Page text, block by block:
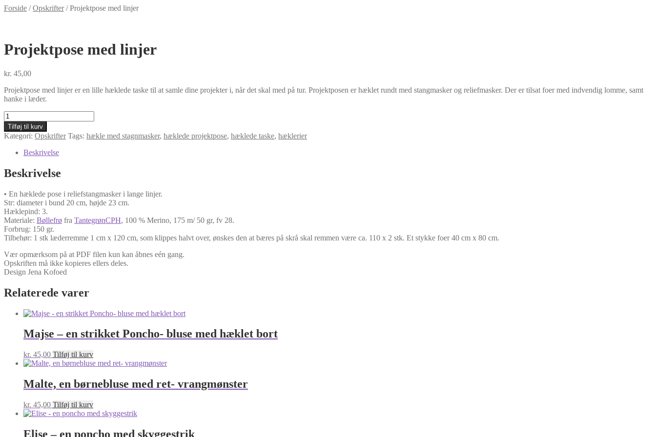
Forside /Opskrifter/Projektpose med linjer
Projektpose med linjer
kr. 45,00
Projektpose med linjer er en lille hæklede taske til at samle dine projekter i, når det skal med på tur. Projektposen er hæklet rundt med stangmasker og reliefmasker. Der er tilsat foer med indvendig lomme, samt
hanke i læder.
Projektpose
med
linjer
antal
Tilføj til kurv
Kategori: Opskrifter Tags: hækle med stagnmasker, hæklede projektpose, hæklede taske, hæklerier
Beskrivelse
Beskrivelse
• En hæklede pose i reliefstangmasker i lange linjer.
Str: diameter i bund 20 cm, højde 23 cm.
Hæklepind: 3.
Materiale: Bøllefrø fra TantegrønCPH, 100 % Merino, 175 m/ 50 gr, fv 28.
Forbrug: 150 gr.
Tilbehør: 1 stk læderremme 1 cm x 120 cm, som klippes halvt over, ønskes den at bæres på skrå skal remmen være ca. 110 x 2 stk. Et stykke foer 40 cm x 80 cm.
Vær opmærksom på at PDF filen kun kan åbnes eén gang.
Opskriften må ikke kopieres ellers deles.
Design Jena Kofoed
Relaterede varer
Majse – en strikket Poncho- bluse med hæklet bort
kr. 45,00 Tilføj til kurv
Malte, en børnebluse med ret- vrangmønster
kr. 45,00 Tilføj til kurv
Elise – en poncho med skyggestrik